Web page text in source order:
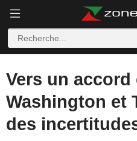
Vers un accord
Washington et
des